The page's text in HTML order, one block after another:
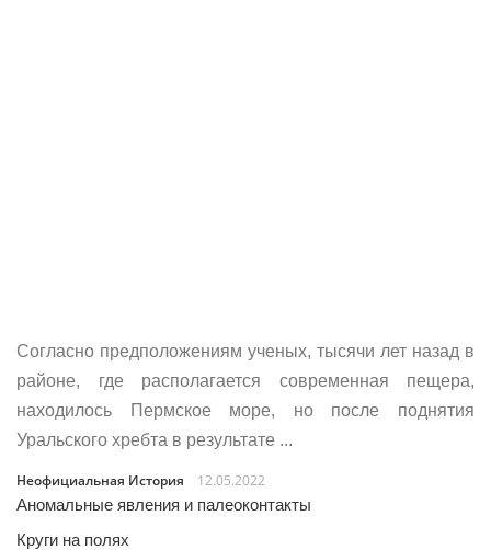
Согласно предположениям ученых, тысячи лет назад в
районе, где располагается современная пещера,
находилось Пермское море, но после поднятия
Уральского хребта в результате ...
Неофициальная История
12.05.2022
Аномальные явления и палеоконтакты
Круги на полях